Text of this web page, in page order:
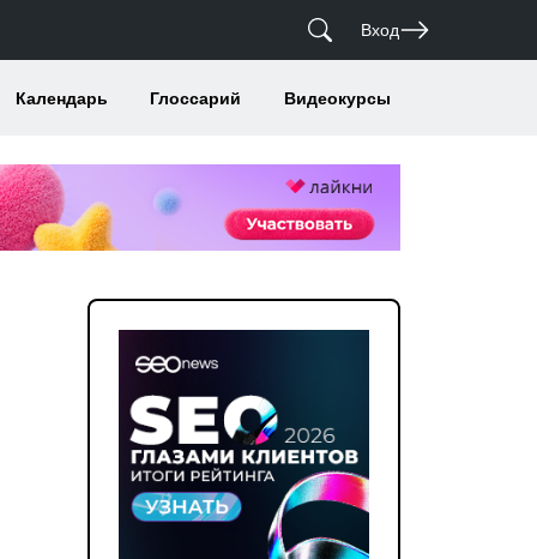
Вход
Календарь Глоссарий Видеокурсы